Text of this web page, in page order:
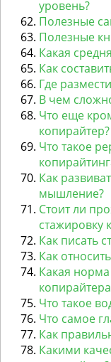
уровень?
Полезные
Полезные
Какая
Как
Где
В чем
Что еще
копирайтер?
Что такое
Как
мышление?
Стоит ли
стажировку
Как писать
Как
Какая
Что такое
Что самое
Как
Какими